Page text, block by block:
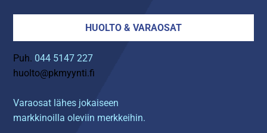
HUOLTO & VARAOSAT
Puh. 044 5147 227
huolto@pkmyynti.fi
Varaosat lähes jokaiseen
markkinoilla oleviin merkkeihin.